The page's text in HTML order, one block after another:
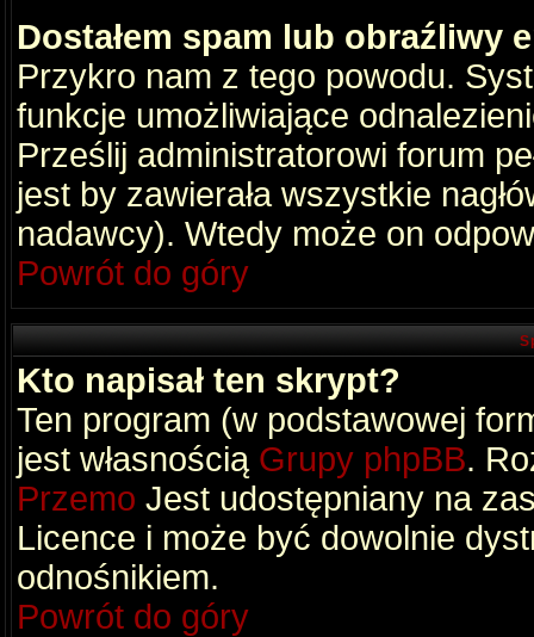
Dostałem spam lub obraźliwy
Przykro nam z tego powodu.
funkcje umożliwiające
Prześlij administratorowi forum
jest by zawierała wszystkie
nadawcy). Wtedy może on
Powrót do góry
Kto napisał ten skrypt?
Ten program (w podstawowej
jest własnością Grupy phpBB.
Przemo Jest udostępniany na
Licence i może być dowolnie
odnośnikiem.
Powrót do góry